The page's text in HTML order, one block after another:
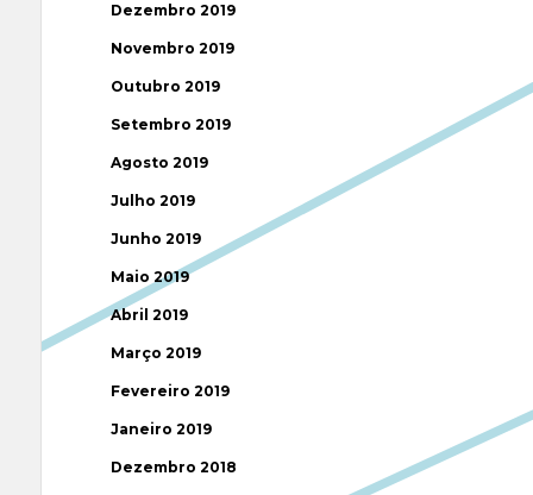
Dezembro 2019
Novembro 2019
Outubro 2019
Setembro 2019
Agosto 2019
Julho 2019
Junho 2019
Maio 2019
Abril 2019
Março 2019
Fevereiro 2019
Janeiro 2019
Dezembro 2018